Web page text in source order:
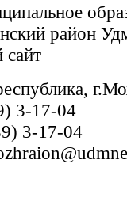
район
3-17-04
3-17-04